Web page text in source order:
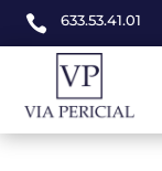
 633.53.41.01